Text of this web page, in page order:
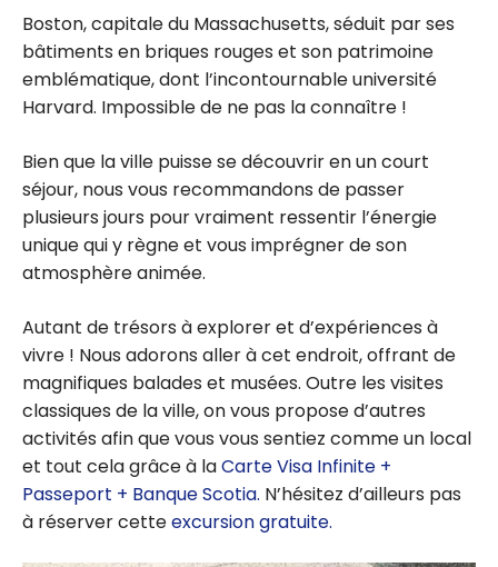
Boston, capitale du Massachusetts, séduit par ses
bâtiments en briques rouges et son patrimoine
emblématique, dont l’incontournable université
Harvard. Impossible de ne pas la connaître !
Bien que la ville puisse se découvrir en un court
séjour, nous vous recommandons de passer
plusieurs jours pour vraiment ressentir l’énergie
unique qui y règne et vous imprégner de son
atmosphère animée.
Autant de trésors à explorer et d’expériences à
vivre ! Nous adorons aller à cet endroit, offrant de
magnifiques balades et musées. Outre les visites
classiques de la ville, on vous propose d’autres
activités afin que vous vous sentiez comme un local
et tout cela grâce à laCarte Visa Infinite +
Passeport + Banque Scotia. N’hésitez d’ailleurs pas
à réserver cetteexcursion gratuite.